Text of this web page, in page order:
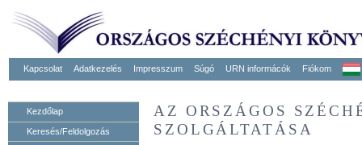
Kapcsolat Adatkezelés Impresszum Súgó URN informácók Fiókom
Kezdőlap
Keresés/Feldolgozás
AZ ORSZÁGOS
SZOLGÁLTATÁSA